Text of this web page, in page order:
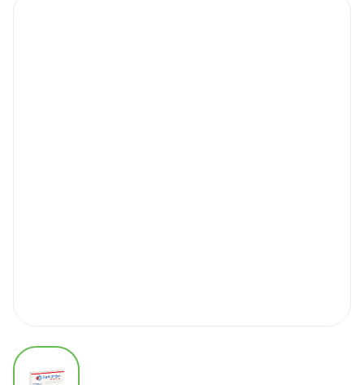
View larger image